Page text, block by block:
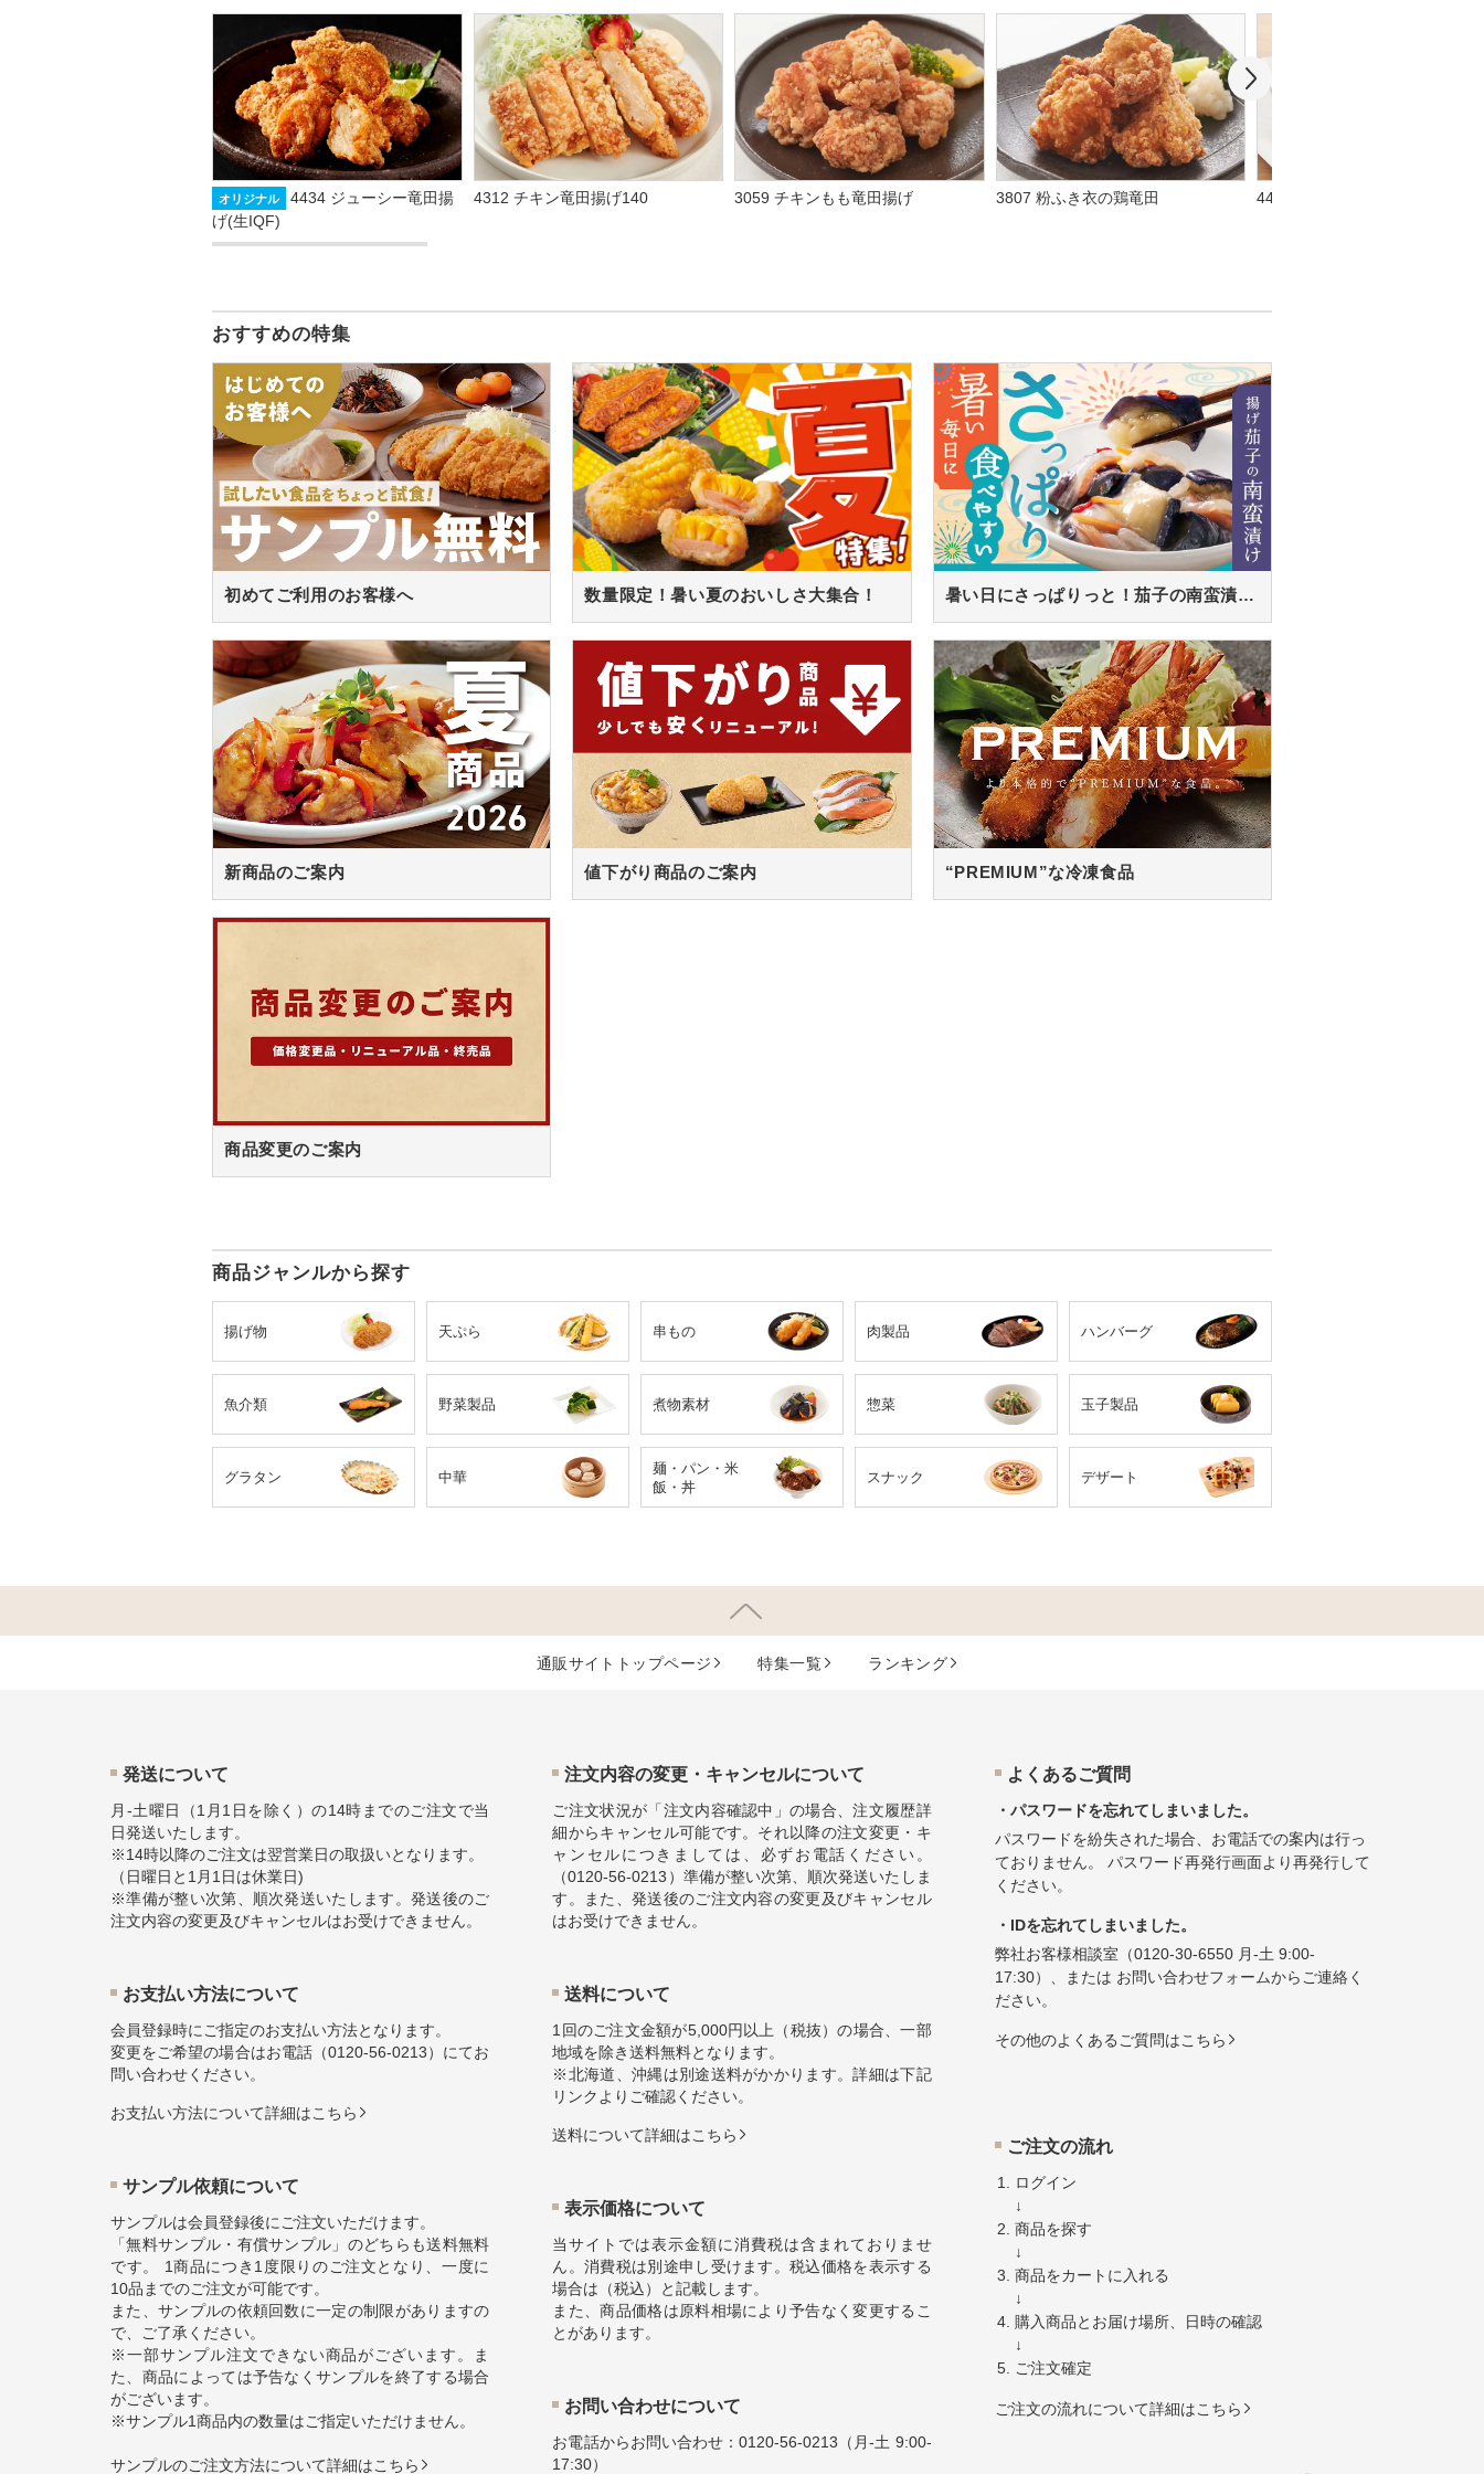
オリジナル
4434 ジューシー竜田揚
げ(生IQF)
4312 チキン竜田揚げ140 3059 チキンもも竜田揚げ 3807 粉ふき衣の鶏竜田 4476 さば竜田揚げ
おすすめの特集
初めてご利用のお客様へ 数量限定！暑い夏のおいしさ大集合！ 暑い日にさっぱりっと！茄子の南蛮漬け！
新商品のご案内 値下がり商品のご案内 “PREMIUM”な冷凍食品
商品変更のご案内
商品ジャンルから探す
揚げ物 天ぷら 串もの 肉製品 ハンバーグ
魚介類 野菜製品 煮物素材 惣菜 玉子製品
グラタン 中華
麺・パン・米
飯・丼
スナック デザート
通販サイトトップページ 特集⼀覧 ランキング
発送について
月-土曜日（1月1日を除く）の14時までのご注文で当
日発送いたします。
※14時以降のご注文は翌営業日の取扱いとなります。
（日曜日と1月1日は休業日)
※準備が整い次第、順次発送いたします。発送後のご
注文内容の変更及びキャンセルはお受けできません。
お⽀払い⽅法について
会員登録時にご指定のお支払い方法となります。
変更をご希望の場合はお電話（0120-56-0213）にてお
問い合わせください。
お⽀払い⽅法について詳細はこちら
サンプル依頼について
サンプルは会員登録後にご注文いただけます。
「無料サンプル・有償サンプル」のどちらも送料無料
です。 1商品につき1度限りのご注文となり、一度に
10品までのご注文が可能です。
また、サンプルの依頼回数に一定の制限がありますの
で、ご了承ください。
※一部サンプル注文できない商品がございます。ま
た、商品によっては予告なくサンプルを終了する場合
がございます。
※サンプル1商品内の数量はご指定いただけません。
サンプルのご注文方法について詳細はこちら
注⽂内容の変更・キャンセルについて
ご注文状況が「注文内容確認中」の場合、注文履歴詳
細からキャンセル可能です。それ以降の注文変更・キ
ャンセルにつきましては、必ずお電話ください。
（0120-56-0213 ）準備が整い次第、順次発送いたしま
す。また、発送後のご注文内容の変更及びキャンセル
はお受けできません。
送料について
1回のご注文金額が5,000円以上（税抜）の場合、一部
地域を除き送料無料となります。
※北海道、沖縄は別途送料がかかります。詳細は下記
リンクよりご確認ください。
送料について詳細はこちら
表示価格について
当サイトでは表示金額に消費税は含まれておりませ
ん。消費税は別途申し受けます。税込価格を表示する
場合は（税込）と記載します。
また、商品価格は原料相場により予告なく変更するこ
とがあります。
お問い合わせについて
お電話からお問い合わせ：0120-56-0213 （月-土 9:00-
17:30）
よくあるご質問
・パスワードを忘れてしまいました。
パスワードを紛失された場合、お電話での案内は行っ
ておりません。 パスワード再発行画面より再発行して
ください。
・IDを忘れてしまいました。
弊社お客様相談室（0120-30-6550月-土 9:00-
17:30）、または お問い合わせフォームからご連絡く
ださい。
その他のよくあるご質問はこちら
ご注文の流れ
ログイン
↓
商品を探す
↓
商品をカートに入れる
↓
購入商品とお届け場所、日時の確認
↓
ご注文確定
ご注文の流れについて詳細はこちら